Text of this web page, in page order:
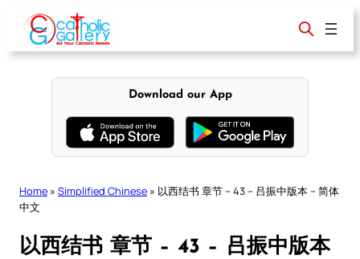
content
Download our App
Home » Simplified Chinese » 以西结书 章节 – 43 – 吕振中版本 – 简体
中文
以西结书 章节 – 43 – 吕振中版本